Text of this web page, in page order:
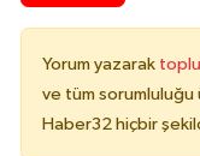
Yorum yazarak
ve tüm sorumluluğu
Haber32 hiçbir